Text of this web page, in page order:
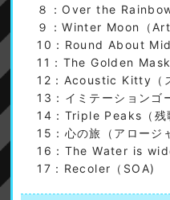
８：Over the Rainbow
９：Winter Moon（
10：Round About
11：The Golden
12：Acoustic Kitty（
13：イミテーションゴ
14：Triple Peaks（残
15：心の旅（アロージ
16：The Water is
17：Recoler（SOA)